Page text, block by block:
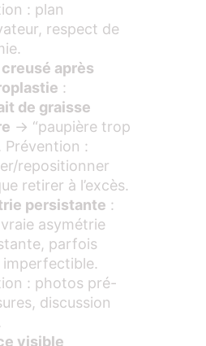
: plan
respect de
après
:
de graisse
→ “paupière trop
Prévention :
repositionner
retirer à l’excès.
persistante :
asymétrie
parfois
imperfectible.
: photos pré-
discussion
visible